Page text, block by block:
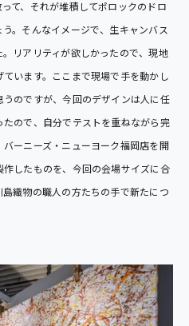
て、それが堆積してポロックのドロ
。そんなイメージで、生キャンバス
リアリティが欲しかったので、現地
います。ここまで現場で手を動かし
のですが、今回のデザインは人に任
ので、自分でテストを重ねながら完
ーニーズ・ニューヨーク福岡店を開
したものを、今回の会場サイズに合
織物の職人の方たちの手で新たにつ